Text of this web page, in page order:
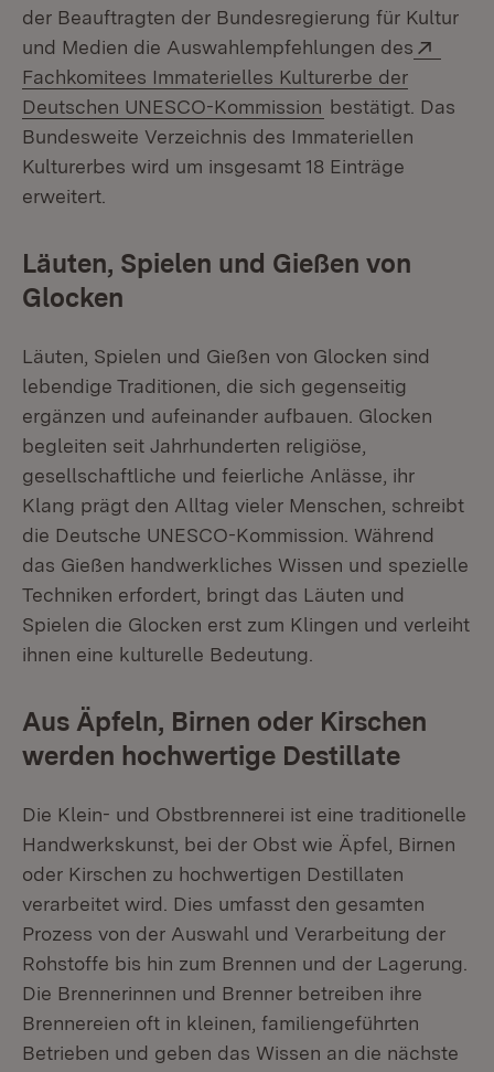
der Beauftragten der Bundesregierung für Kultur
und Medien die Auswahlempfehlungen des
Fachkomitees Immaterielles Kulturerbe der
Deutschen UNESCO-Kommission (Öffnet in neuem
bestätigt. Das
Bundesweite Verzeichnis des Immateriellen
Kulturerbes wird um insgesamt 18 Einträge
erweitert.
Läuten, Spielen und Gießen von
Glocken
Läuten, Spielen und Gießen von Glocken sind
lebendige Traditionen, die sich gegenseitig
ergänzen und aufeinander aufbauen. Glocken
begleiten seit Jahrhunderten religiöse,
gesellschaftliche und feierliche Anlässe, ihr
Klang prägt den Alltag vieler Menschen, schreibt
die Deutsche UNESCO-Kommission. Während
das Gießen handwerkliches Wissen und spezielle
Techniken erfordert, bringt das Läuten und
Spielen die Glocken erst zum Klingen und verleiht
ihnen eine kulturelle Bedeutung.
Aus Äpfeln, Birnen oder Kirschen
werden hochwertige Destillate
Die Klein- und Obstbrennerei ist eine traditionelle
Handwerkskunst, bei der Obst wie Äpfel, Birnen
oder Kirschen zu hochwertigen Destillaten
verarbeitet wird. Dies umfasst den gesamten
Prozess von der Auswahl und Verarbeitung der
Rohstoffe bis hin zum Brennen und der Lagerung.
Die Brennerinnen und Brenner betreiben ihre
Brennereien oft in kleinen, familiengeführten
Betrieben und geben das Wissen an die nächste